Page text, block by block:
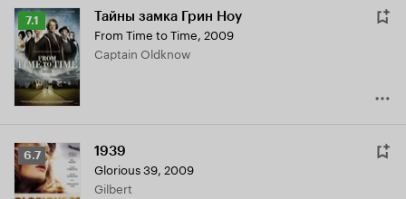
Рейтинг
Кинопоиска
7.1
7.1 Тайны замка Грин Ноу
From Time to Time, 2009
Captain Oldknow
Рейтинг
Кинопоиска
6.7
6.7 1939
Glorious 39, 2009
Gilbert